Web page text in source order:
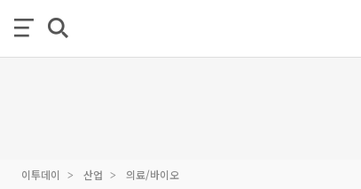
이투데이 산업 의료/바이오